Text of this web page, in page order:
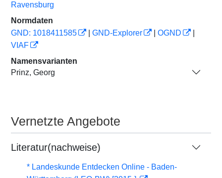
Ravensburg
Normdaten
GND: 1018411585
GND-Explorer OGND
VIAF
Namensvarianten
Prinz, Georg
Vernetzte Angebote
Literatur(nachweise)
* Landeskunde Entdecken Online - Baden-